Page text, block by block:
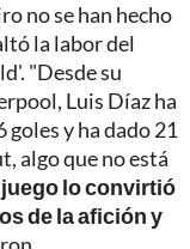
no se han hecho
la labor del
"Desde su
Luis Díaz ha
y ha dado 21
algo que no está
lo convirtió
de la afición y